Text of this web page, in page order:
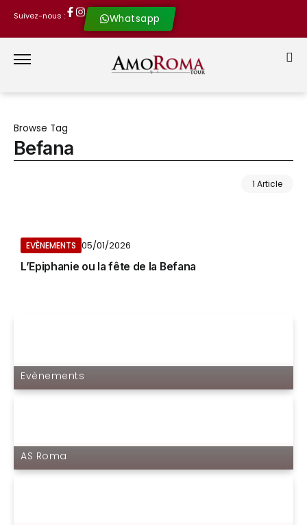
Suivez-nous : Whatsapp
Browse Tag
Befana
1 Article
EVÈNEMENTS 05/01/2026
L’Epiphanie ou la fête de la Befana
Evènements
AS Roma